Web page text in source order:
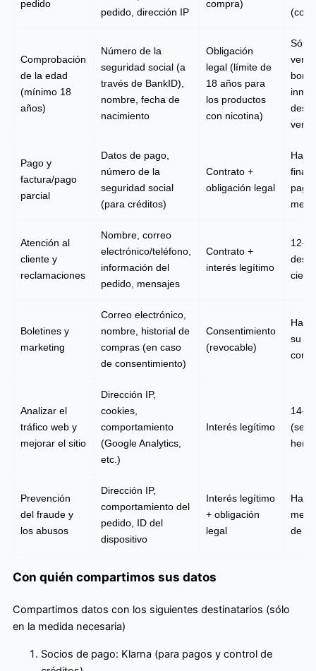
pedido
pedido, dirección IP
compra)
Comprobación
de la edad
(mínimo 18
años)
Número de la
seguridad social (a
través de BankID),
nombre, fecha de
nacimiento
Obligación
legal (límite de
18 años para
los productos
con nicotina)
Sólo
Pago y
factura/pago
parcial
Datos de pago,
número de la
seguridad social
(para créditos)
Contrato +
obligación legal
pago
Atención al
cliente y
reclamaciones
Nombre, correo
electrónico/teléfono,
información del
pedido, mensajes
Contrato +
interés legítimo
12-
Boletines y
marketing
Correo electrónico,
nombre, historial de
compras (en caso
de consentimiento)
Consentimiento
(revocable)
su
Analizar el
tráfico web y
mejorar el sitio
Dirección IP,
cookies,
comportamiento
(Google Analytics,
etc.)
Interés legítimo
14-
Prevención
del fraude y
los abusos
Dirección IP,
comportamiento del
pedido, ID del
dispositivo
Interés legítimo
+ obligación
legal
de
Con quién compartimos sus datos
Compartimos datos con los siguientes destinatarios (sólo
en la medida necesaria)
Socios de pago: Klarna (para pagos y control de